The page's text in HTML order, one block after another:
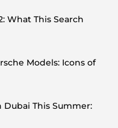
What This Search
Models: Icons of
Dubai This Summer: